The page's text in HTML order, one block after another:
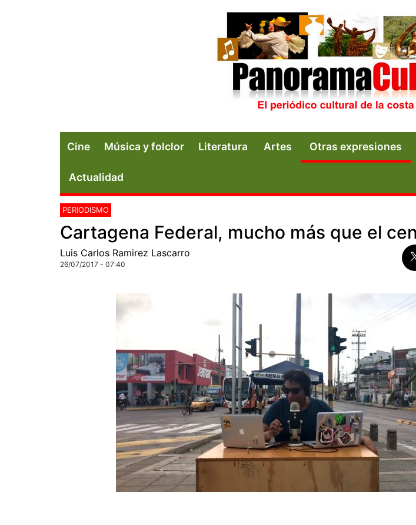
Cine Música y folclor Literatura Artes Otras expresiones
Actualidad
PERIODISMO
Cartagena Federal, mucho más que el
Luis Carlos Ramirez Lascarro
26/07/2017 - 07:40